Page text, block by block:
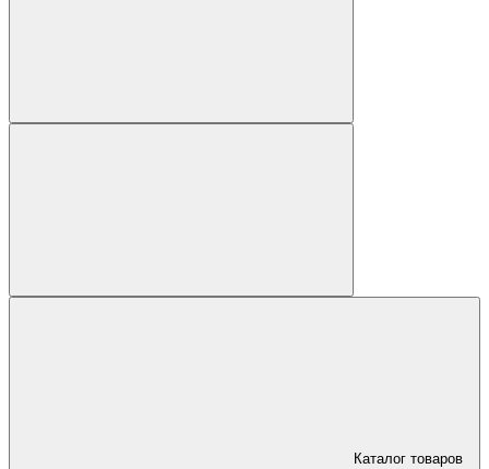
Каталог товаров